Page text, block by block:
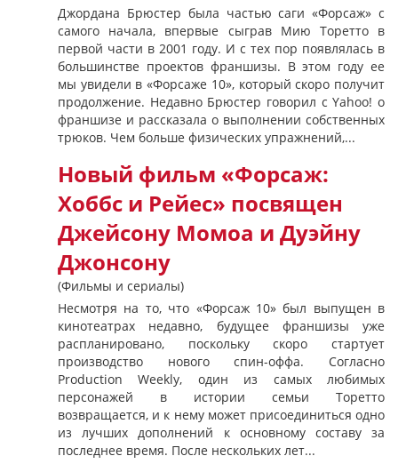
Джордана Брюстер была частью саги «Форсаж» с
самого начала, впервые сыграв Мию Торетто в
первой части в 2001 году. И с тех пор появлялась в
большинстве проектов франшизы. В этом году ее
мы увидели в «Форсаже 10», который скоро получит
продолжение. Недавно Брюстер говорил с Yahoo! о
франшизе и рассказала о выполнении собственных
трюков. Чем больше физических упражнений,...
Новый фильм «Форсаж:
Хоббс и Рейес» посвящен
Джейсону Момоа и Дуэйну
Джонсону
(Фильмы и сериалы)
Несмотря на то, что «Форсаж 10» был выпущен в
кинотеатрах недавно, будущее франшизы уже
распланировано, поскольку скоро стартует
производство нового спин-оффа. Согласно
Production Weekly, один из самых любимых
персонажей в истории семьи Торетто
возвращается, и к нему может присоединиться одно
из лучших дополнений к основному составу за
последнее время. После нескольких лет...